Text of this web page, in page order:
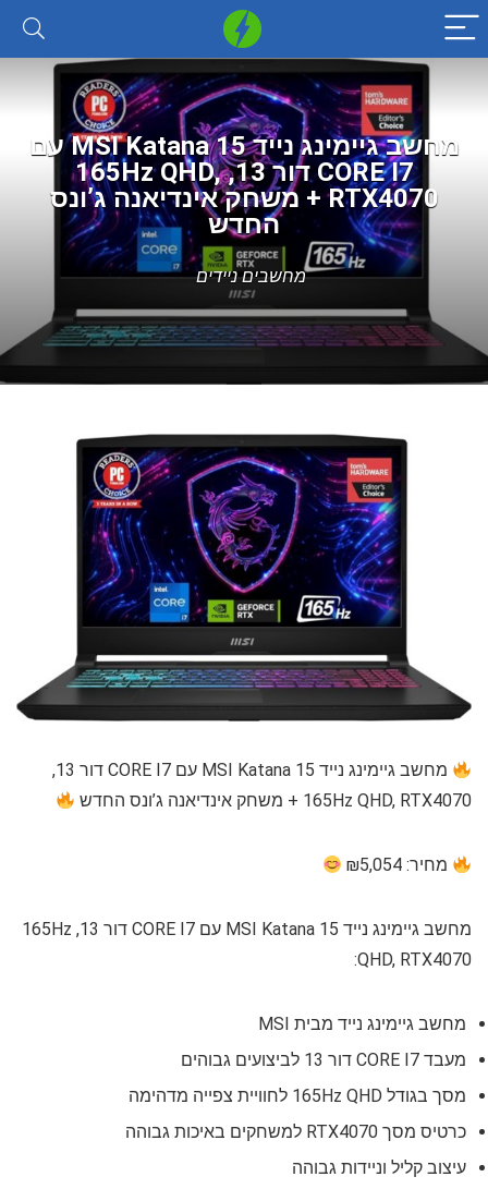
מחשב גיימינג נייד MSI Katana 15 עם
CORE I7 דור 13, 165Hz QHD,
RTX4070 + משחק אינדיאנה ג’ונס
החדש
מחשבים ניידים
מחשב גיימינג נייד MSI Katana 15 עם CORE I7 דור 13,
165Hz QHD, RTX4070 + משחק אינדיאנה ג’ונס החדש
מחיר: ₪5,054
מחשב גיימינג נייד MSI Katana 15 עם CORE I7 דור 13, 165Hz
QHD, RTX4070:
מחשב גיימינג נייד מבית MSI
מעבד CORE I7 דור 13 לביצועים גבוהים
מסך בגודל 165Hz QHD לחוויית צפייה מדהימה
כרטיס מסך RTX4070 למשחקים באיכות גבוהה
עיצוב קליל וניידות גבוהה